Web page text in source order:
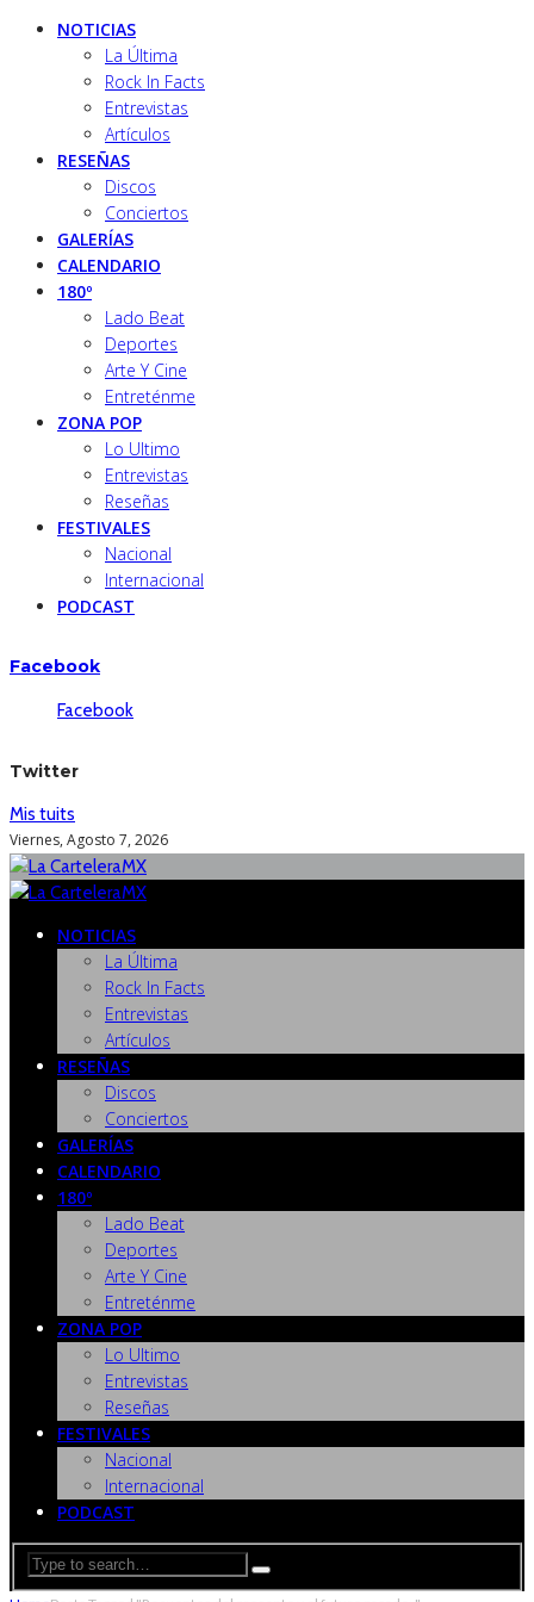
NOTICIAS
La Última
Rock In Facts
Entrevistas
Artículos
RESEÑAS
Discos
Conciertos
GALERÍAS
CALENDARIO
180º
Lado Beat
Deportes
Arte Y Cine
Entreténme
ZONA POP
Lo Ultimo
Entrevistas
Reseñas
FESTIVALES
Nacional
Internacional
PODCAST
Facebook
Facebook
Twitter
Mis tuits
Viernes, Agosto 7, 2026
NOTICIAS
La Última
Rock In Facts
Entrevistas
Artículos
RESEÑAS
Discos
Conciertos
GALERÍAS
CALENDARIO
180º
Lado Beat
Deportes
Arte Y Cine
Entreténme
ZONA POP
Lo Ultimo
Entrevistas
Reseñas
FESTIVALES
Nacional
Internacional
PODCAST